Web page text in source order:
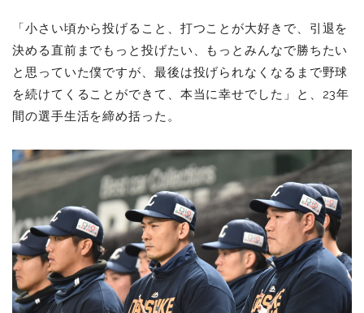
「小さい頃から投げること、打つことが大好きで、引退を
決める直前までもっと投げたい、もっとみんなで勝ちたい
と思っていた僕ですが、最後は投げられなくなるまで野球
を続けてくることができて、本当に幸せでした」と、23年
間の選手生活を締め括った。